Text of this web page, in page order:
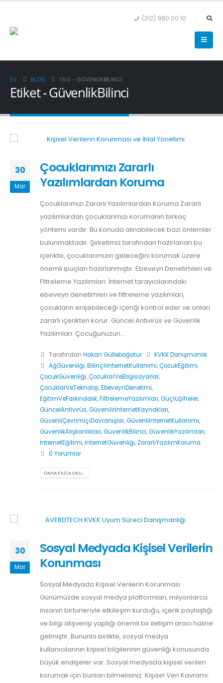
(312) 980 00 10
EV BLOG TAG - GÜVENLIKBILINCI
Etiket - GüvenlikBilinci
30
Mar
Çocuklarımızı Zararlı
Yazılımlardan Koruma
Çocuklarımızı Zararlı Yazılımlardan Koruma Zararlı
yazılımlardan çocuklarımızı korumanın birkaç
yöntemi vardır. Bu konuda alınabilecek bazı önlemler
bulunmaktadır. Şirketimiz tarafından hazırlanan bu
içerikte, çocuklarımızın geleceğini korumak üzere
önemli ipuçları hazırlanmıştır. Ebeveyn Denetimleri ve
Filtreleme Yazılımları: İnternet tarayıcılarındaki
ebeveyn denetimleri ve filtreleme yazılımları,
çocukların erişebileceği içeriği kontrol eder ve onları
zararlı içerikten korur. Güncel Antivirüs ve Güvenlik
Yazılımları: Çocuğunuzun...
Tarafından Hakan Güllebağatur
KVKK Danışmanlık
AğGüvenliği,BilinçliİnternetKullanımı,ÇocukEğitimi,
ÇocukGüvenliği,ÇocuklarVeBilgisayarlar,
ÇocuklarVeTeknoloji,EbeveynDenetimi,
EğitimVeFarkındalık,FiltrelemeYazılımları,GüçlüŞifreler,
GüncelAntivirüs,GüvenilirİnternetKaynakları,
GüvenliÇevrimiçiDavranışlar,GüvenliİnternetKullanımı,
GüvenlikAlışkanlıkları,GüvenlikBilinci,GüvenlikYazılımları,
İnternetEğitimi,İnternetGüvenliği, ZararlıYazılımKoruma
0 Yorumlar
DAHA FAZLA OKU...
30
Mar
Sosyal Medyada Kişisel Verilerin
Korunması
Sosyal Medyada Kişisel Verilerin Korunması
Günümüzde sosyal medya platformları, milyonlarca
insanın birbirleriyle etkileşim kurduğu, içerik paylaştığı
ve bilgi alışverişi yaptığı önemli bir iletişim aracı haline
gelmiştir. Bununla birlikte, sosyal medya
kullanıcılarının kişisel bilgilerinin güvenliği konusunda
büyük endişeler var. Sosyal medyada kişisel verileri
korumak için bunları bilmelisiniz: Kişisel Veri Kavramı: